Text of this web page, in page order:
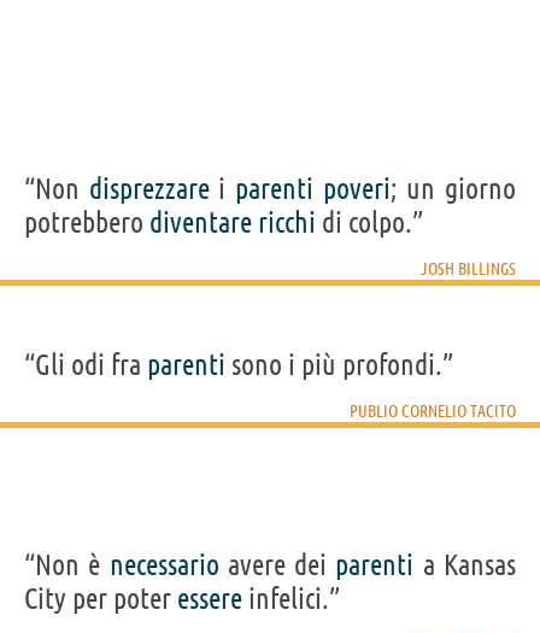
“Non disprezzarei parenti poveri; un giorno
potrebbero diventare ricchi di colpo.”
JOSH BILLINGS
“Gli odi fra parenti sono i più profondi.”
PUBLIO CORNELIO TACITO
“Non è necessario avere dei parenti a Kansas
City per poter essere infelici.”